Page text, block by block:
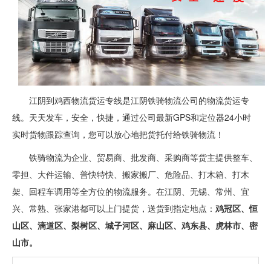
江阴到鸡西物流货运专线是江阴铁骑物流公司的物流货运专
线。天天发车，安全，快捷，通过公司最新GPS和定位器24小时
实时货物跟踪查询，您可以放心地把货托付给铁骑物流！
铁骑物流为企业、贸易商、批发商、采购商等货主提供整车、
零担、大件运输、普快特快、搬家搬厂、危险品、打木箱、打木
架、回程车调用等全方位的物流服务。在江阴、无锡、常州、宜
兴、常熟、张家港都可以上门提货，送货到指定地点： 鸡冠区、恒
山区、滴道区、梨树区、城子河区、麻山区、鸡东县、虎林市、密
山市。